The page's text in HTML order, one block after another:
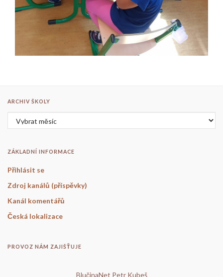
ARCHIV ŠKOLY
Archiv školy
ZÁKLADNÍ INFORMACE
Přihlásit se
Zdroj kanálů (příspěvky)
Kanál komentářů
Česká lokalizace
PROVOZ NÁM ZAJIŠŤUJE
BlučinaNet Petr Kubeš